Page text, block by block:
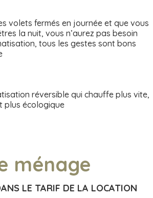
volets fermés en journée et que vous
la nuit, vous n’aurez pas besoin
tous les gestes sont bons
réversible qui chauffe plus vite,
plus écologique
ménage
LE TARIF DE LA LOCATION